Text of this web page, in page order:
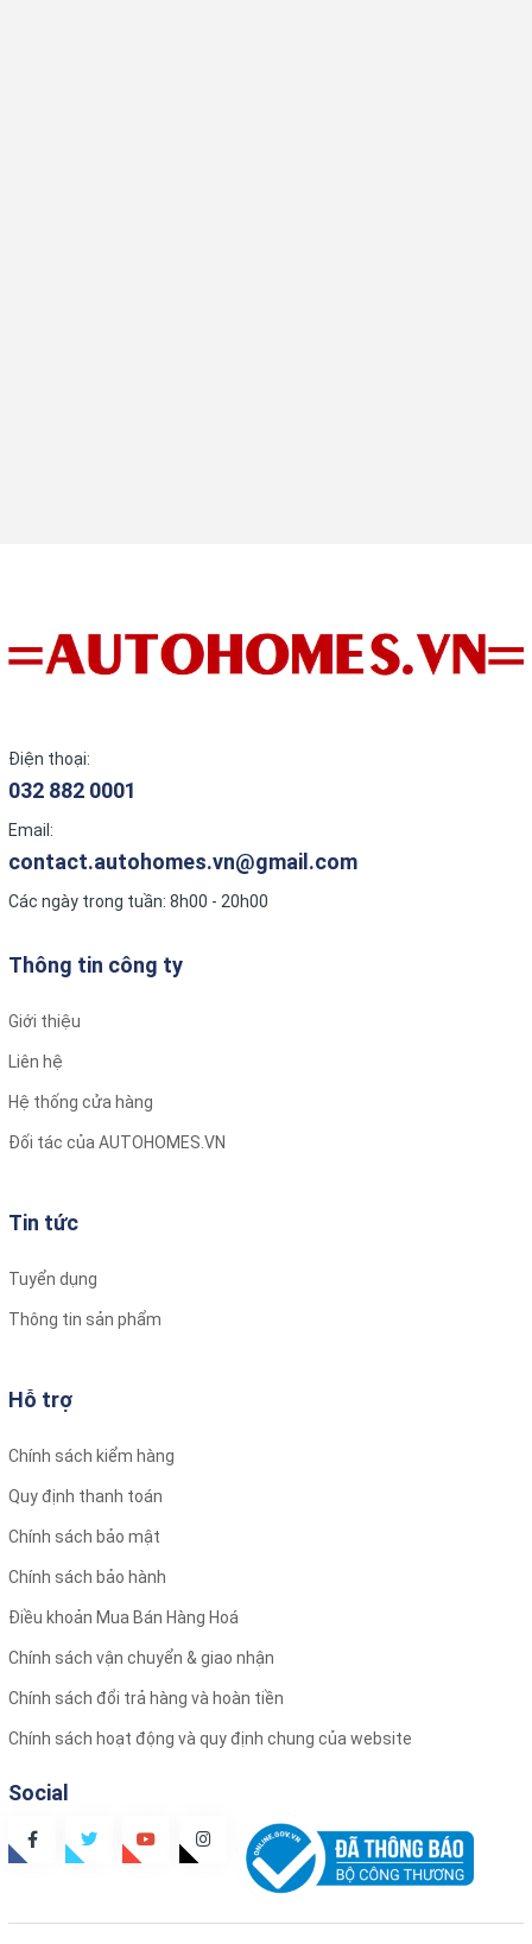
Điện thoại:
032 882 0001
Email:
contact.autohomes.vn@gmail.com
Các ngày trong tuần: 8h00 - 20h00
Thông tin công ty
Giới thiệu
Liên hệ
Hệ thống cửa hàng
Đối tác của AUTOHOMES.VN
Tin tức
Tuyển dụng
Thông tin sản phẩm
Hỗ trợ
Chính sách kiểm hàng
Quy định thanh toán
Chính sách bảo mật
Chính sách bảo hành
Điều khoản Mua Bán Hàng Hoá
Chính sách vận chuyển & giao nhận
Chính sách đổi trả hàng và hoàn tiền
Chính sách hoạt động và quy định chung của website
Social